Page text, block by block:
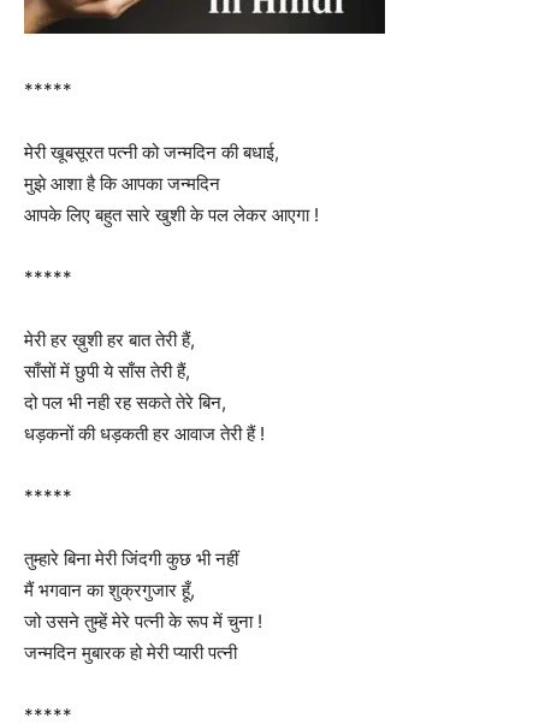
*****
मेरी खूबसूरत पत्नी को जन्मदिन की बधाई,
मुझे आशा है कि आपका जन्मदिन
आपके लिए बहुत सारे खुशी के पल लेकर आएगा !
*****
मेरी हर ख़ुशी हर बात तेरी हैं,
साँसों में छुपी ये साँस तेरी हैं,
दो पल भी नही रह सकते तेरे बिन,
धड़कनों की धड़कती हर आवाज तेरी हैं !
*****
तुम्हारे बिना मेरी जिंदगी कुछ भी नहीं
मैं भगवान का शुक्रगुजार हूँ,
जो उसने तुम्हें मेरे पत्नी के रूप में चुना !
जन्मदिन मुबारक हो मेरी प्यारी पत्नी
*****